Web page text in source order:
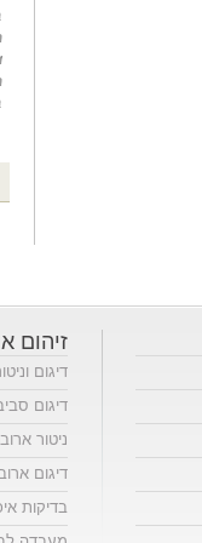
זיהום
דיגום
דיגום
ניטור
דיגום
בדיקות